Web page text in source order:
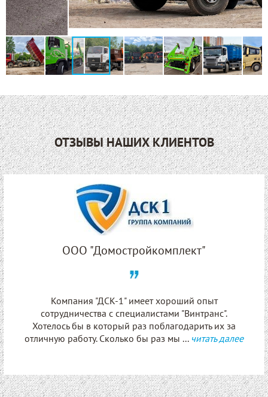
ОТЗЫВЫ НАШИХ КЛИЕНТОВ
ООО "Домостройкомплект"
Компания "ДСК-1" имеет хороший опыт
сотрудничества с специалистами "Винтранс".
Хотелось бы в который раз поблагодарить их за
отличную работу. Сколько бы раз мы ... читать далее